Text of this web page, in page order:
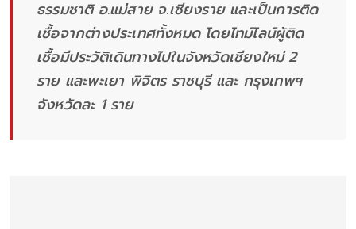
ธรรมชาติ อ.แม่สาย จ.เชียงราย และเป็นการติด
เชื้อจากต่างประเทศทั้งหมด โดยไทม์ไลน์ผู้ติด
เชื้อมีประวัติเดินทางไปในจังหวัดเชียงใหม่ 2
ราย และพะเยา พิจิตร ราชบุรี และ กรุงเทพฯ
จังหวัดละ 1 ราย